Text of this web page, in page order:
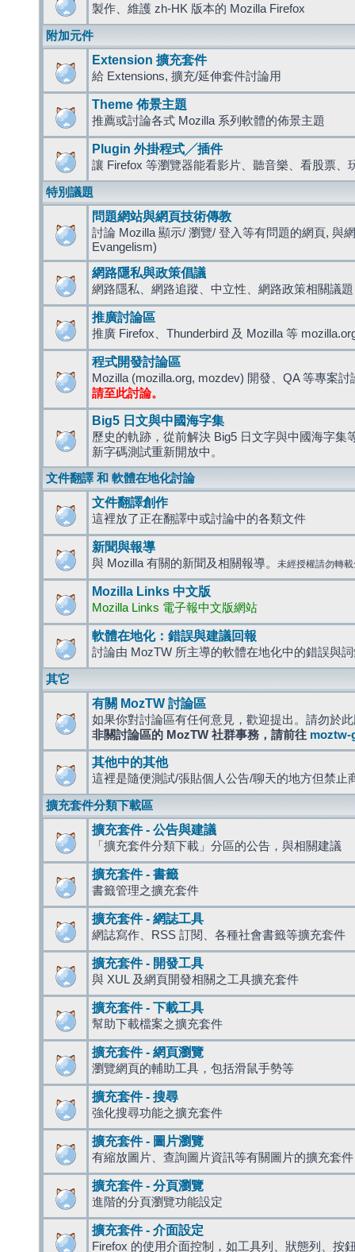
製作、維護 zh-HK 版本的 Mozilla Firefox
附加元件
Extension 擴充套件
給 Extensions, 擴充/延伸套件討論用
Theme 佈景主題
推薦或討論各式 Mozilla 系列軟體的佈景主題
Plugin 外掛程式╱插件
讓 Firefox 等瀏覽器能看影片、聽音樂、看股票、
特別議題
問題網站與網頁技術傳教
討論 Mozilla 顯示/ 瀏覽/ 登入等有問題的網頁, 與
Evangelism)
網路隱私與政策倡議
網路隱私、網路追蹤、中立性、網路政策相關議題
推廣討論區
推廣 Firefox、Thunderbird 及 Mozilla 等
程式開發討論區
Mozilla (mozilla.org, mozdev) 開發、QA 等專案討
請至此討論。
Big5 日文與中國海字集
歷史的軌跡，從前解決 Big5 日文字與中國海字集
新字碼測試重新開放中。
文件翻譯 和 軟體在地化討論
文件翻譯創作
這裡放了正在翻譯中或討論中的各類文件
新聞與報導
與 Mozilla 有關的新聞及相關報導。 未經授權請勿轉
Mozilla Links 中文版
Mozilla Links 電子報中文版網站
軟體在地化：錯誤與建議回報
討論由 MozTW 所主導的軟體在地化中的錯誤與
其它
有關 MozTW 討論區
如果你對討論區有任何意見，歡迎提出。請勿於
非關討論區的 MozTW 社群事務，請前往 moztw-
其他中的其他
這裡是隨便測試/張貼個人公告/聊天的地方但禁止
擴充套件分類下載區
擴充套件 - 公告與建議
「擴充套件分類下載」分區的公告，與相關建議
擴充套件 - 書籤
書籤管理之擴充套件
擴充套件 - 網誌工具
網誌寫作、RSS 訂閱、各種社會書籤等擴充套件
擴充套件 - 開發工具
與 XUL 及網頁開發相關之工具擴充套件
擴充套件 - 下載工具
幫助下載檔案之擴充套件
擴充套件 - 網頁瀏覽
瀏覽網頁的輔助工具，包括滑鼠手勢等
擴充套件 - 搜尋
強化搜尋功能之擴充套件
擴充套件 - 圖片瀏覽
有縮放圖片、查詢圖片資訊等有關圖片的擴充套件
擴充套件 - 分頁瀏覽
進階的分頁瀏覽功能設定
擴充套件 - 介面設定
Firefox 的使用介面控制，如工具列、狀態列、按